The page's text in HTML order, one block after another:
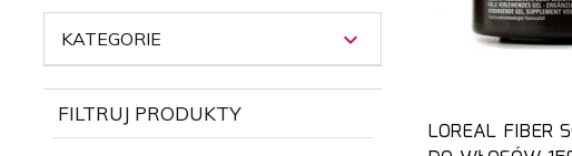
KATEGORIE
FILTRUJ PRODUKTY
LOREAL FIBER